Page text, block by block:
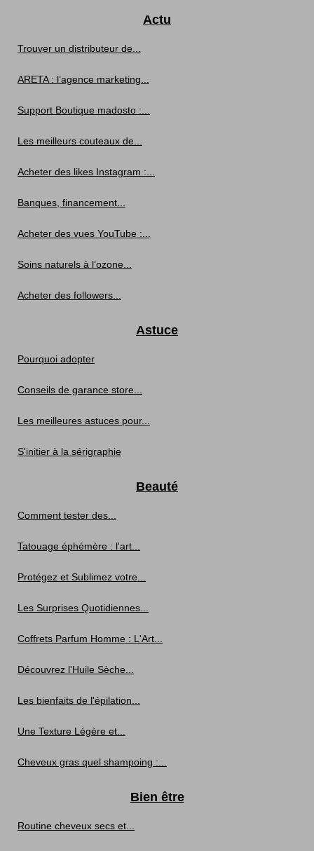
Actu
Trouver un distributeur de...
ARETA : l’agence marketing...
Support Boutique madosto :...
Les meilleurs couteaux de...
Acheter des likes Instagram :...
Banques, financement...
Acheter des vues YouTube :...
Soins naturels à l’ozone...
Acheter des followers...
Astuce
Pourquoi adopter
Conseils de garance store...
Les meilleures astuces pour...
S'initier à la sérigraphie
Beauté
Comment tester des...
Tatouage éphémère : l'art...
Protégez et Sublimez votre...
Les Surprises Quotidiennes...
Coffrets Parfum Homme : L'Art...
Découvrez l'Huile Sèche...
Les bienfaits de l'épilation...
Une Texture Légère et...
Cheveux gras quel shampoing :...
Bien être
Routine cheveux secs et...